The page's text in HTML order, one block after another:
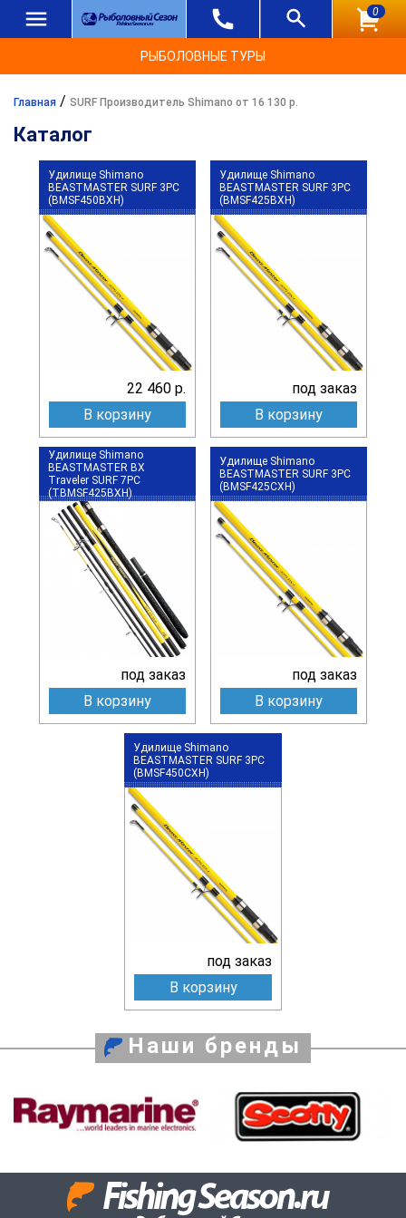
0
РЫБОЛОВНЫЕ ТУРЫ
Главная / SURF Производитель Shimano от 16 130 р.
Каталог
Удилище Shimano
BEASTMASTER SURF 3PC
(BMSF450BXH)
22 460 р.
В корзину
Удилище Shimano
BEASTMASTER SURF 3PC
(BMSF425BXH)
под заказ
В корзину
Удилище Shimano
BEASTMASTER BX
Traveler SURF 7PC
(TBMSF425BXH)
под заказ
В корзину
Удилище Shimano
BEASTMASTER SURF 3PC
(BMSF425CXH)
под заказ
В корзину
Удилище Shimano
BEASTMASTER SURF 3PC
(BMSF450CXH)
под заказ
В корзину
Наши бренды